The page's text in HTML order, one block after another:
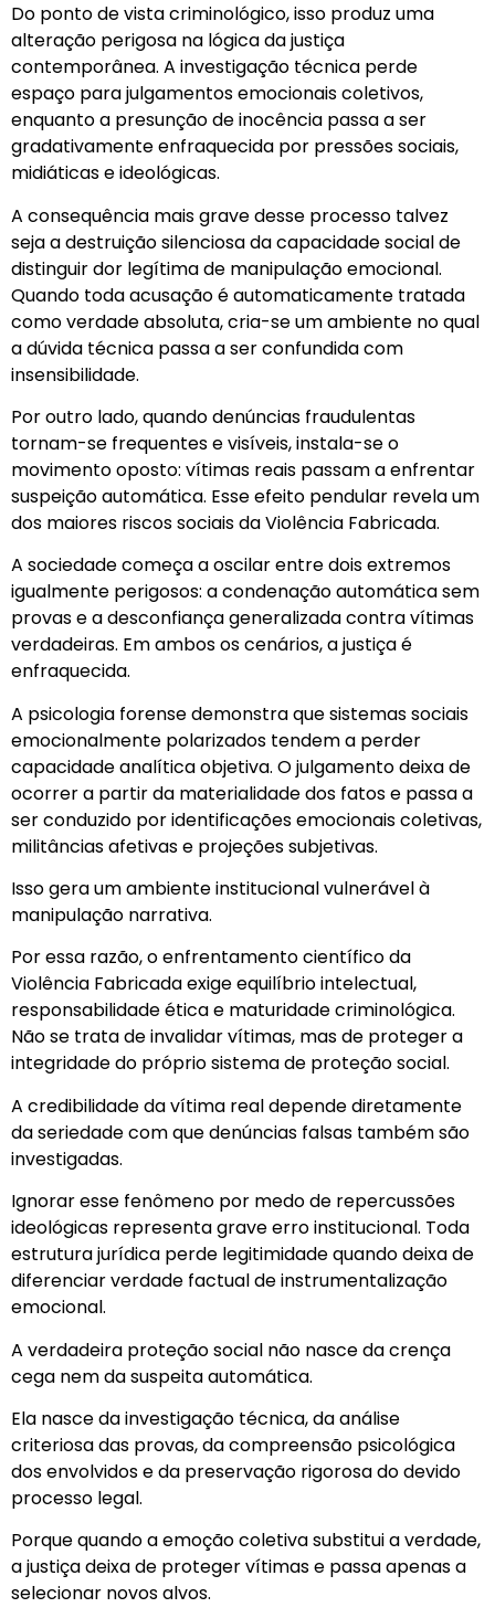
Do ponto de vista criminológico, isso produz uma
alteração perigosa na lógica da justiça
contemporânea. A investigação técnica perde
espaço para julgamentos emocionais coletivos,
enquanto a presunção de inocência passa a ser
gradativamente enfraquecida por pressões sociais,
midiáticas e ideológicas.
A consequência mais grave desse processo talvez
seja a destruição silenciosa da capacidade social de
distinguir dor legítima de manipulação emocional.
Quando toda acusação é automaticamente tratada
como verdade absoluta, cria-se um ambiente no qual
a dúvida técnica passa a ser confundida com
insensibilidade.
Por outro lado, quando denúncias fraudulentas
tornam-se frequentes e visíveis, instala-se o
movimento oposto: vítimas reais passam a enfrentar
suspeição automática. Esse efeito pendular revela um
dos maiores riscos sociais da Violência Fabricada.
A sociedade começa a oscilar entre dois extremos
igualmente perigosos: a condenação automática sem
provas e a desconfiança generalizada contra vítimas
verdadeiras. Em ambos os cenários, a justiça é
enfraquecida.
A psicologia forense demonstra que sistemas sociais
emocionalmente polarizados tendem a perder
capacidade analítica objetiva. O julgamento deixa de
ocorrer a partir da materialidade dos fatos e passa a
ser conduzido por identificações emocionais coletivas,
militâncias afetivas e projeções subjetivas.
Isso gera um ambiente institucional vulnerável à
manipulação narrativa.
Por essa razão, o enfrentamento científico da
Violência Fabricada exige equilíbrio intelectual,
responsabilidade ética e maturidade criminológica.
Não se trata de invalidar vítimas, mas de proteger a
integridade do próprio sistema de proteção social.
A credibilidade da vítima real depende diretamente
da seriedade com que denúncias falsas também são
investigadas.
Ignorar esse fenômeno por medo de repercussões
ideológicas representa grave erro institucional. Toda
estrutura jurídica perde legitimidade quando deixa de
diferenciar verdade factual de instrumentalização
emocional.
A verdadeira proteção social não nasce da crença
cega nem da suspeita automática.
Ela nasce da investigação técnica, da análise
criteriosa das provas, da compreensão psicológica
dos envolvidos e da preservação rigorosa do devido
processo legal.
Porque quando a emoção coletiva substitui a verdade,
a justiça deixa de proteger vítimas e passa apenas a
selecionar novos alvos.